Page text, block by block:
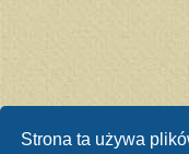
Strona ta używa